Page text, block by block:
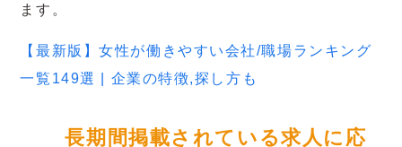
ます。
【最新版】女性が働きやすい会社/職場ランキング
一覧149選 | 企業の特徴,探し方も
長期間掲載されている求人に応